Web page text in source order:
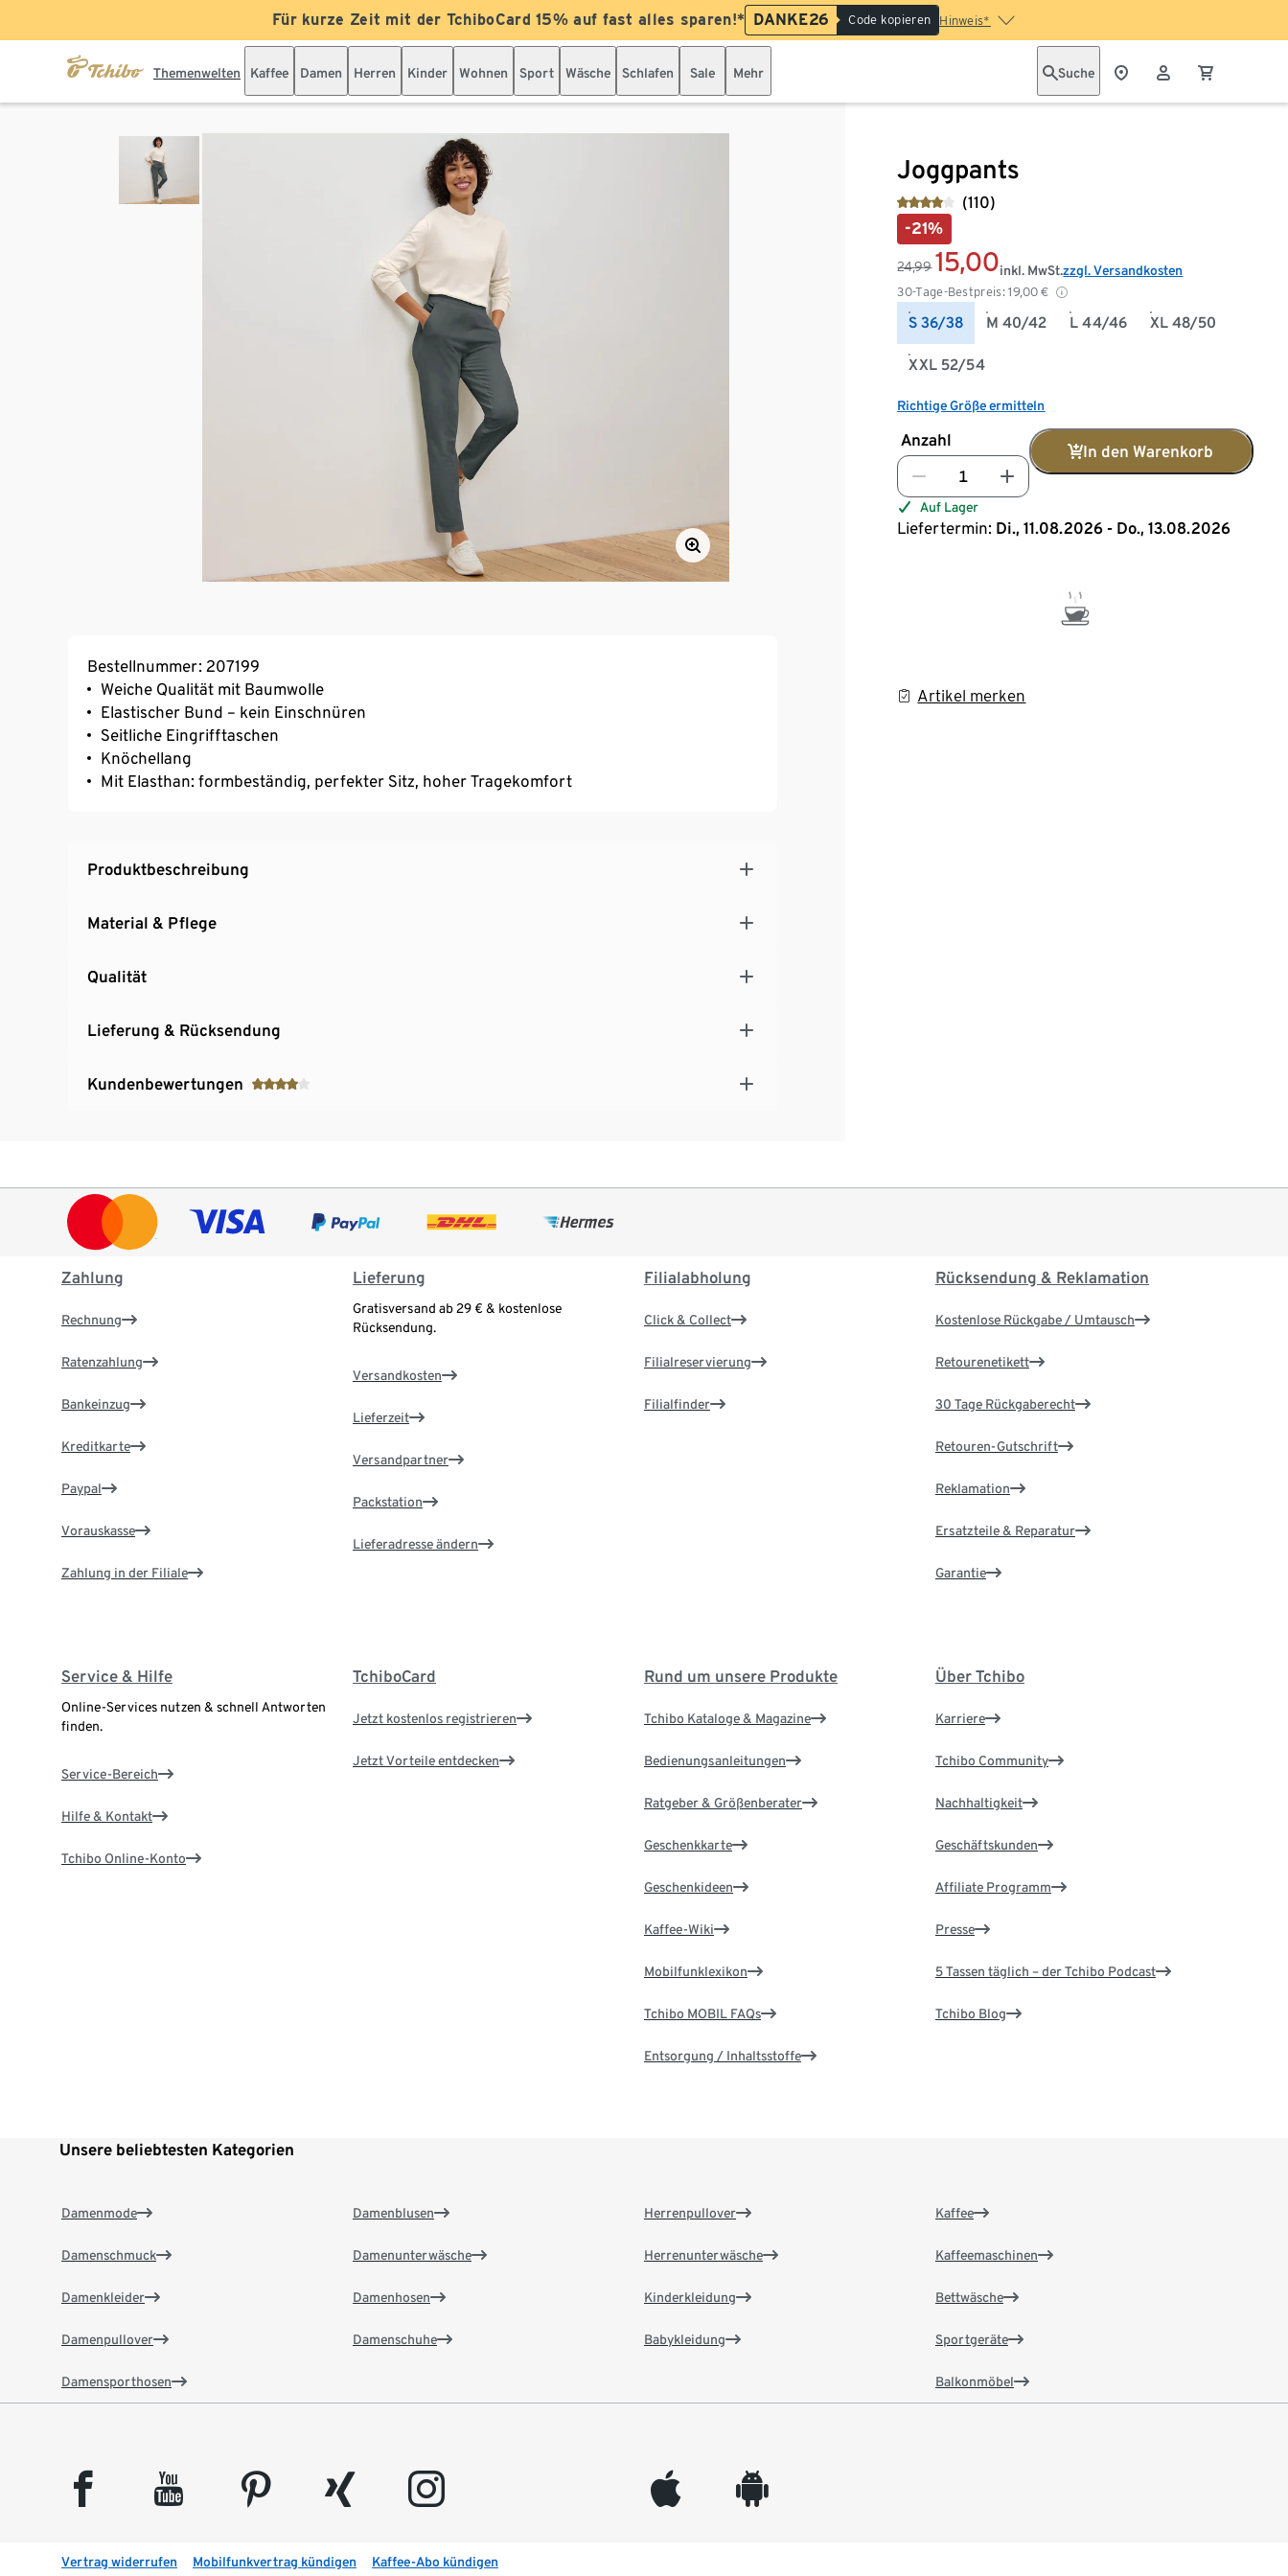
Für kurze Zeit mit der TchiboCard 15% auf fast alles sparen!* DANKE26 Code kopieren Hinweis*
Themenwelten Kaffee Damen Herren Kinder Wohnen Sport Wäsche Schlafen Sale Mehr Suche
Joggpants
(110)
-21%
24,99 15,00
30-Tage-Bestpreis: 19,00 €
inkl. MwSt.zzgl. Versandkosten
S 36/38 M 40/42 L 44/46 XL 48/50
XXL 52/54
Richtige Größe ermitteln
Anzahl
In den Warenkorb
Auf Lager
Liefertermin: Di., 11.08.2026 - Do., 13.08.2026
Artikel merken
Bestellnummer: 207199
Weiche Qualität mit Baumwolle
Elastischer Bund – kein Einschnüren
Seitliche Eingrifftaschen
Knöchellang
Mit Elasthan: formbeständig, perfekter Sitz, hoher Tragekomfort
Produktbeschreibung
Material & Pflege
Qualität
Lieferung & Rücksendung
Kundenbewertungen
Zahlung
Rechnung
Ratenzahlung
Bankeinzug
Kreditkarte
Paypal
Vorauskasse
Zahlung in der Filiale
Lieferung
Gratisversand ab 29 € & kostenlose
Rücksendung.
Versandkosten
Lieferzeit
Versandpartner
Packstation
Lieferadresse ändern
Filialabholung
Click & Collect
Filialreservierung
Filialfinder
Rücksendung & Reklamation
Kostenlose Rückgabe / Umtausch
Retourenetikett
30 Tage Rückgaberecht
Retouren-Gutschrift
Reklamation
Ersatzteile & Reparatur
Garantie
Service & Hilfe
Online-Services nutzen & schnell Antworten
finden.
Service-Bereich
Hilfe & Kontakt
Tchibo Online-Konto
TchiboCard
Jetzt kostenlos registrieren
Jetzt Vorteile entdecken
Rund um unsere Produkte
Tchibo Kataloge & Magazine
Bedienungsanleitungen
Ratgeber & Größenberater
Geschenkkarte
Geschenkideen
Kaffee-Wiki
Mobilfunklexikon
Tchibo MOBIL FAQs
Entsorgung / Inhaltsstoffe
Über Tchibo
Karriere
Tchibo Community
Nachhaltigkeit
Geschäftskunden
Affiliate Programm
Presse
5 Tassen täglich – der Tchibo Podcast
Tchibo Blog
Unsere beliebtesten Kategorien
Damenmode
Damenschmuck
Damenkleider
Damenpullover
Damensporthosen
Damenblusen
Damenunterwäsche
Damenhosen
Damenschuhe
Herrenpullover
Herrenunterwäsche
Kinderkleidung
Babykleidung
Kaffee
Kaffeemaschinen
Bettwäsche
Sportgeräte
Balkonmöbel
facebook youtube pinterest xing instagram appleinc android
Vertrag widerrufen Mobilfunkvertrag kündigen Kaffee-Abo kündigen